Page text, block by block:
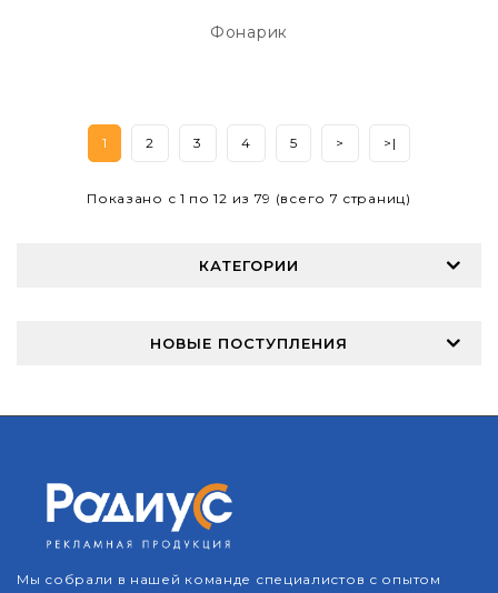
Фонарик
1 2 3 4 5 > >|
Показано с 1 по 12 из 79 (всего 7 страниц)
КАТЕГОРИИ
НОВЫЕ ПОСТУПЛЕНИЯ
Мы собрали в нашей команде специалистов с опытом